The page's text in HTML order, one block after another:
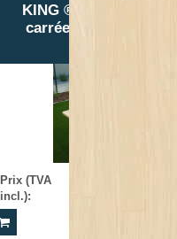
KING ® Table de
carrée 115cm x
Prix (TVA
incl.):